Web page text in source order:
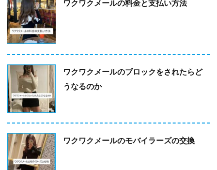
ワクワクメールの料金と支払い方法
ワクワクメールのブロックをされたらど
うなるのか
ワクワクメールのモバイラーズの交換